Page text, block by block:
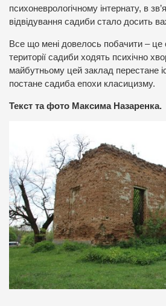
психоневрологічному інтернату, в
відвідування садиби стало досить
Все що мені довелось побачити – це
території садиби ходять психічно
майбутньому цей заклад перестане
постане садиба епохи класицизму.
Текст та фото Максима Назаренка.